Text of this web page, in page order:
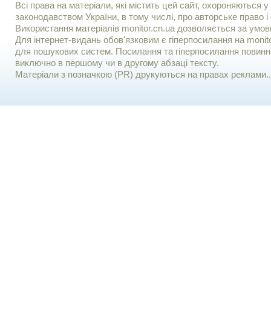
Всі права на матеріали, які містить цей сайт, охороняються у
законодавством України, в тому числі, про авторське право і
Використання матерiалiв monitor.cn.ua дозволяється за
Для iнтернет-видань обов'язковим є гiперпосилання на
для пошукових систем. Посилання та гіперпосилання
виключно в першому чи в другому абзаці тексту.
Матеріали з позначкою (PR) друкуються на правах реклами..